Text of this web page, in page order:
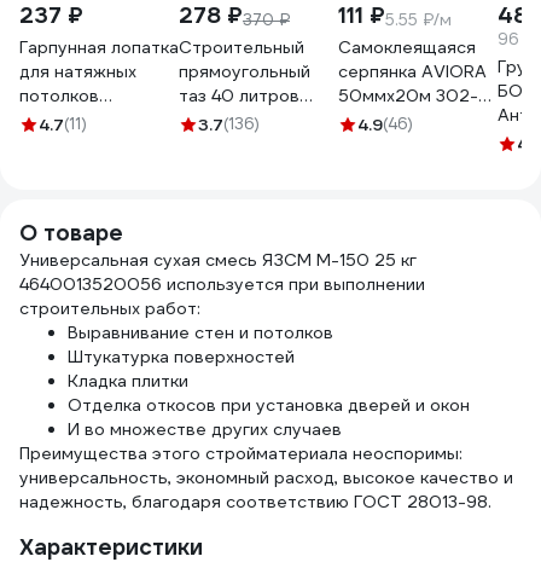
237 ₽
Гарпунная лопатка
для натяжных
потолков
РемоКолор, 40мм,
4.7(11)
278 ₽370 ₽
Строительный
прямоугольный
таз 40 литров
Gigant G-07-09-
3.7(136)
111 ₽5.55 ₽/м
Самоклеящаяся
серпянка AVIORA
50ммх20м 302-
1054.9(46)
96
кг4.4
О товаре
Универсальная сухая смесь ЯЗСМ М-150 25 кг
4640013520056 используется при выполнении
строительных работ:
Выравнивание стен и потолков
Штукатурка поверхностей
Кладка плитки
Отделка откосов при установка дверей и окон
И во множестве других случаев
Преимущества этого стройматериала неоспоримы:
универсальность, экономный расход, высокое качество и
надежность, благодаря соответствию ГОСТ 28013-98.
Характеристики